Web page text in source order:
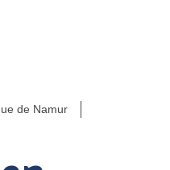
de Namur